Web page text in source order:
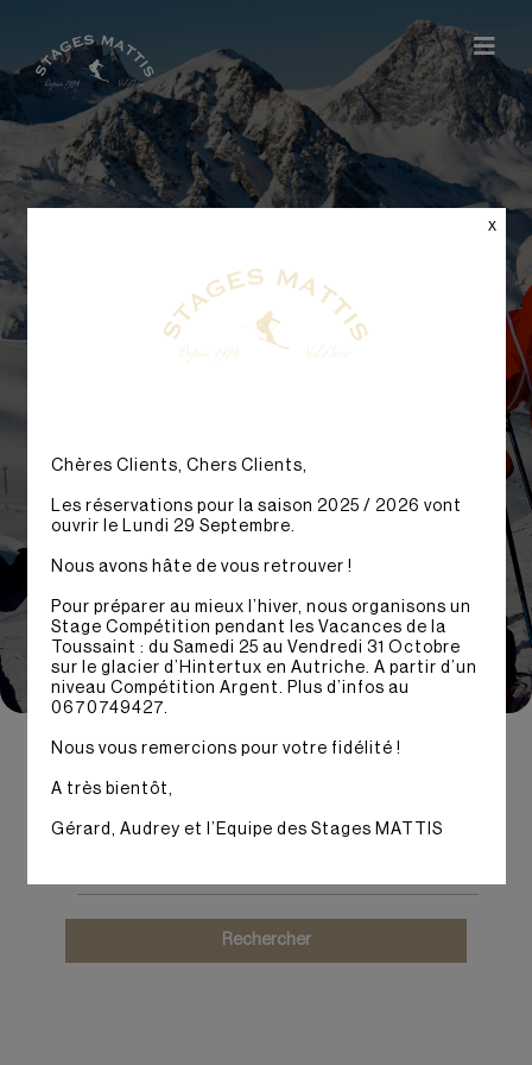
1ère Etoile à
Vous êtes
Type de stage
Saison
Rechercher
x
Chères Clients, Chers Clients,
Les réservations pour la saison 2025 / 2026 vont
ouvrir le Lundi 29 Septembre.
Nous avons hâte de vous retrouver !
Pour préparer au mieux l’hiver, nous organisons un
Stage Compétition pendant les Vacances de la
Toussaint : du Samedi 25 au Vendredi 31 Octobre
sur le glacier d’Hintertux en Autriche. A partir d’un
niveau Compétition Argent. Plus d’infos au
0670749427.
Nous vous remercions pour votre fidélité !
A très bientôt,
Gérard, Audrey et l’Equipe des Stages MATTIS